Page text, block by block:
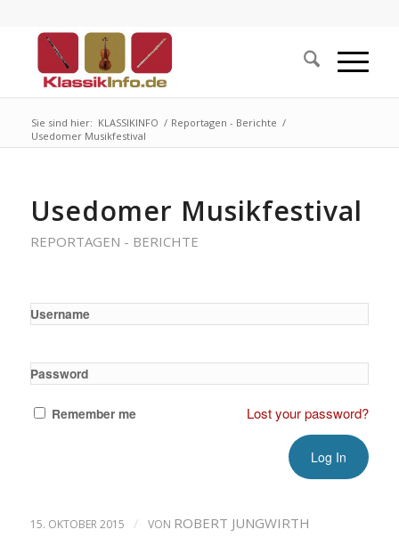
Sie sind hier: KLASSIKINFO / Reportagen - Berichte /
Usedomer Musikfestival
Usedomer Musikfestival
REPORTAGEN - BERICHTE
Username
Password
Remember me Lost your password?
15. OKTOBER 2015 / VON ROBERT JUNGWIRTH